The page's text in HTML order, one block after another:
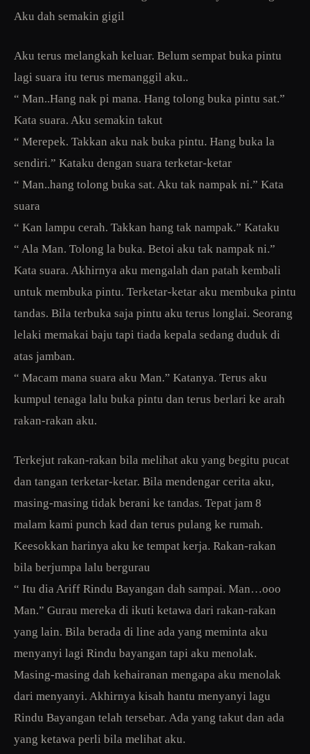
Aku dah semakin gigil
Aku terus melangkah keluar. Belum sempat buka pintu
lagi suara itu terus memanggil aku..
“ Man..Hang nak pi mana. Hang tolong buka pintu sat.”
Kata suara. Aku semakin takut
“ Merepek. Takkan aku nak buka pintu. Hang buka la
sendiri.” Kataku dengan suara terketar-ketar
“ Man..hang tolong buka sat. Aku tak nampak ni.” Kata
suara
“ Kan lampu cerah. Takkan hang tak nampak.” Kataku
“ Ala Man. Tolong la buka. Betoi aku tak nampak ni.”
Kata suara. Akhirnya aku mengalah dan patah kembali
untuk membuka pintu. Terketar-ketar aku membuka pintu
tandas. Bila terbuka saja pintu aku terus longlai. Seorang
lelaki memakai baju tapi tiada kepala sedang duduk di
atas jamban.
“ Macam mana suara aku Man.” Katanya. Terus aku
kumpul tenaga lalu buka pintu dan terus berlari ke arah
rakan-rakan aku.
Terkejut rakan-rakan bila melihat aku yang begitu pucat
dan tangan terketar-ketar. Bila mendengar cerita aku,
masing-masing tidak berani ke tandas. Tepat jam 8
malam kami punch kad dan terus pulang ke rumah.
Keesokkan harinya aku ke tempat kerja. Rakan-rakan
bila berjumpa lalu bergurau
“ Itu dia Ariff Rindu Bayangan dah sampai. Man…ooo
Man.” Gurau mereka di ikuti ketawa dari rakan-rakan
yang lain. Bila berada di line ada yang meminta aku
menyanyi lagi Rindu bayangan tapi aku menolak.
Masing-masing dah kehairanan mengapa aku menolak
dari menyanyi. Akhirnya kisah hantu menyanyi lagu
Rindu Bayangan telah tersebar. Ada yang takut dan ada
yang ketawa perli bila melihat aku.